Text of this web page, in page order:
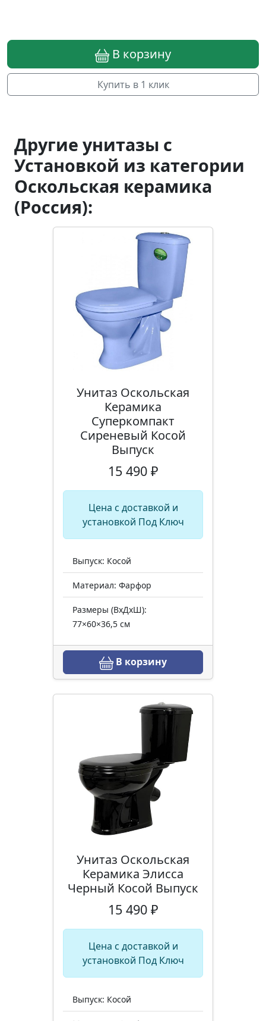
В корзину
Купить в 1 клик
Другие унитазы с
Установкой из категории
Оскольская керамика
(Россия):
Унитаз Оскольская
Керамика
Суперкомпакт
Сиреневый Косой
Выпуск
15 490 ₽
Цена с доставкой и
установкой Под Ключ
Выпуск: Косой
Материал: Фарфор
Размеры (ВхДхШ):
77×60×36,5 см
В корзину
Унитаз Оскольская
Керамика Элисса
Черный Косой Выпуск
15 490 ₽
Цена с доставкой и
установкой Под Ключ
Выпуск: Косой